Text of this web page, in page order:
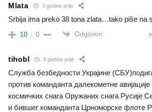
Mlata 3 godine prije
Srbija ima preko 38 tona zlata…tako piše na
10 0 Odgovori
tihobl 3 godine prije
Служба безбедности Украјине
против команданта далекометне
космичких снага Оружаних снага Русије
и бившег команданта Црноморске флоте